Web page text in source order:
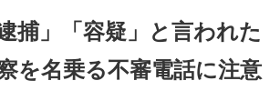
捕」「容疑」と言われた
を名乗る不審電話に注意